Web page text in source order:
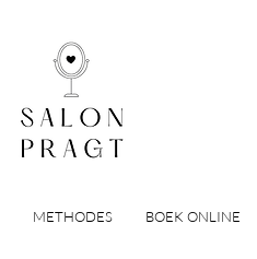
METHODES BOEK ONLINE